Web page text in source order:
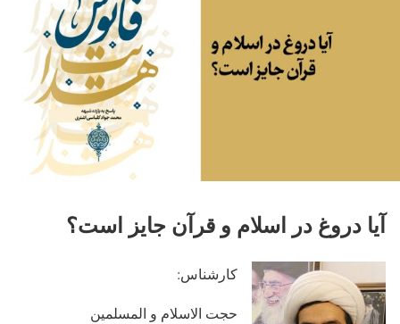
آیا دروغ در اسلام و قرآن جایز است؟
کارشناس:
حجت الاسلام و المسلمین